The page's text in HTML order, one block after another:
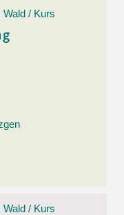
Wald / Kurs
Wald / Kurs